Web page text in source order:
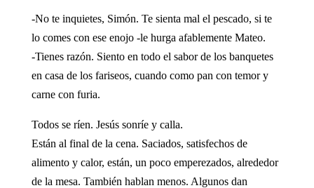
-No te inquietes, Simón. Te sienta mal el pescado, si te
lo comes con ese enojo -le hurga afablemente Mateo.
-Tienes razón. Siento en todo el sabor de los banquetes
en casa de los fariseos, cuando como pan con temor y
carne con furia.
Todos se ríen. Jesús sonríe y calla.
Están al final de la cena. Saciados, satisfechos de
alimento y calor, están, un poco emperezados, alrededor
de la mesa. También hablan menos. Algunos dan